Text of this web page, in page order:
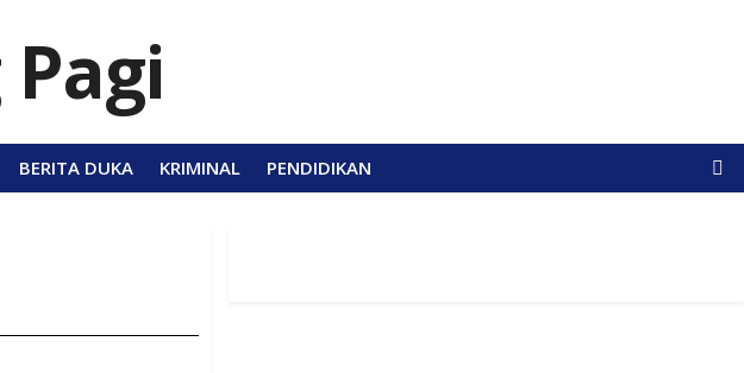
BERITA DUKA KRIMINAL PENDIDIKAN